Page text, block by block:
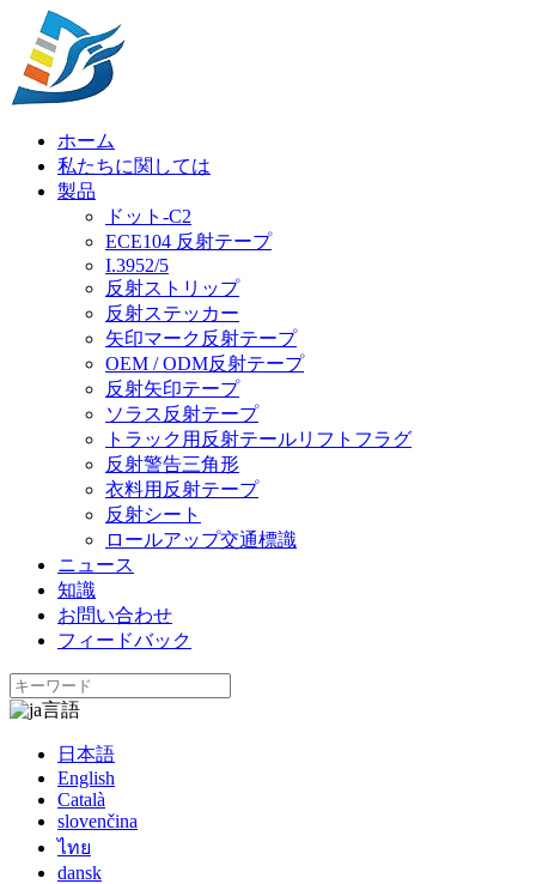
ホーム
私たちに関しては
製品
ドット-C2
ECE104 反射テープ
I.3952/5
反射ストリップ
反射ステッカー
矢印マーク反射テープ
OEM / ODM反射テープ
反射矢印テープ
ソラス反射テープ
トラック用反射テールリフトフラグ
反射警告三角形
衣料用反射テープ
反射シート
ロールアップ交通標識
ニュース
知識
お問い合わせ
フィードバック
言語
日本語
English
Català
slovenčina
ไทย
dansk